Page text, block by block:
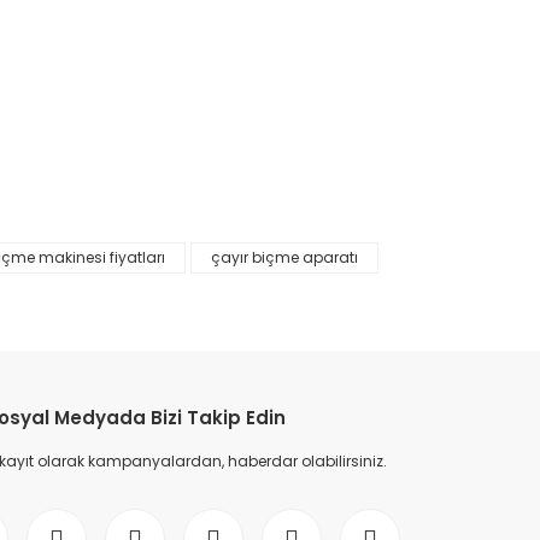
makinesi fiyatları
çayır biçme aparatı
Medyada Bizi Takip Edin
olarak kampanyalardan, haberdar olabilirsiniz.